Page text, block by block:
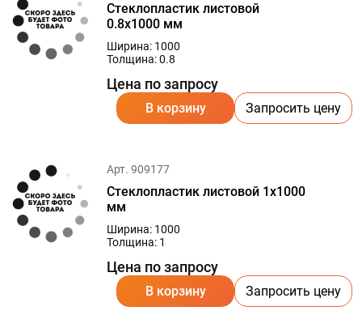
Стеклопластик листовой
0.8х1000 мм
Ширина: 1000
Толщина: 0.8
Цена по запросу
В корзину Запросить цену
Арт. 909177
Стеклопластик листовой 1х1000
мм
Ширина: 1000
Толщина: 1
Цена по запросу
В корзину Запросить цену